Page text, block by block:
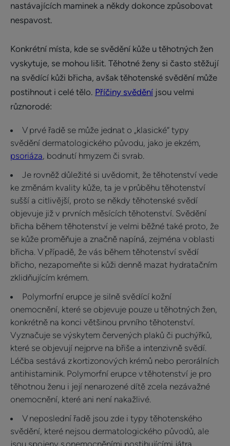
nastávajících maminek a někdy dokonce způsobovat
nespavost.
Konkrétní místa, kde se svědění kůže u těhotných žen
vyskytuje, se mohou lišit. Těhotné ženy si často stěžují
na svědící kůži břicha, avšak těhotenské svědění může
postihnout i celé tělo. Příčiny svědění jsou velmi
různorodé:
V prvé řadě se může jednat o „klasické“ typy
svědění dermatologického původu, jako je ekzém,
psoriáza, bodnutí hmyzem či svrab.
Je rovněž důležité si uvědomit, že těhotenství vede
ke změnám kvality kůže, ta je v průběhu těhotenství
sušší a citlivější, proto se někdy těhotenské svědí
objevuje již v prvních měsících těhotenství. Svědění
břicha během těhotenství je velmi běžné také proto, že
se kůže proměňuje a značně napíná, zejména v oblasti
břicha. V případě, že vás během těhotenství svědí
břicho, nezapomeňte si kůži denně mazat hydratačním
zklidňujícím krémem.
Polymorfní erupce je silně svědící kožní
onemocnění, které se objevuje pouze u těhotných žen,
konkrétně na konci většinou prvního těhotenství.
Vyznačuje se výskytem červených plaků či puchýřků,
které se objevují nejprve na břiše a intenzivně svědí.
Léčba sestává z kortizonových krémů nebo perorálních
antihistaminik. Polymorfní erupce v těhotenství je pro
těhotnou ženu i její nenarozené dítě zcela nezávažné
onemocnění, které ani není nakažlivé.
V neposlední řadě jsou zde i typy těhotenského
svědění, které nejsou dermatologického původů, ale
jsou spojeny s onemocněními postihujícími játra,